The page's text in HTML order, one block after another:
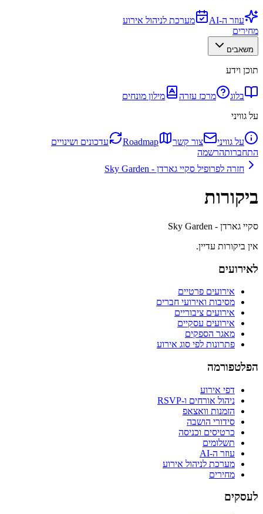
עוזר ה-AI
מערכת לניהול אירוע
מחירים
משאבים
תוכן וידע
בלוג מרכז עזרה
מילון מונחים
על גוויני
על גוויני צור קשר Roadmap
עדכונים ושינויים
התחברותהרשמה
חזרה לפרופיל סקיי גארדן - Sky Garden
ביקורות
סקיי גארדן - Sky Garden
אין ביקורות עדיין.
לאירועים
אירועים פרטיים
מסיבות ואירועי חברים
אירועים ציבוריים
אירועים עסקיים
מאגר הספקים
פתרונות לפי סוג אירוע
הפלטפורמה
דפי אירוע
ניהול אורחים ו-RSVP
הזמנות וואצאפ
סידורי הושבה
כרטיסים וכניסה
תשלומים
עוזר ה-AI
מערכת לניהול אירוע
מחירים
לעסקים